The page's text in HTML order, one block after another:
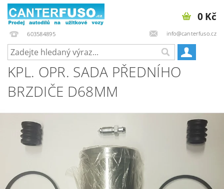
603584895 info@canterfuso.cz
0 Kč
KPL. OPR. SADA PŘEDNÍHO
BRZDIČE D68MM